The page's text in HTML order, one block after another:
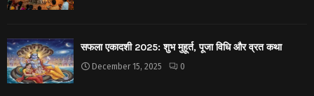
सफला एकादशी 2025: शुभ मुहूर्त, पूजा विधि और व्रत कथा
December 15, 2025 0